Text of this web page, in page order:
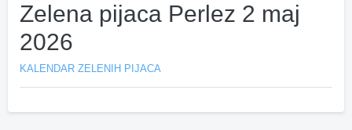
Zelena pijaca Perlez 2 maj
2026
KALENDAR ZELENIH PIJACA